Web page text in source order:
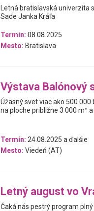
Letná bratislavská univerzita
Sade Janka Kráľa
Termín: 08.08.2025
Mesto: Bratislava
Výstava Balónový
Úžasný svet viac ako 500
na ploche približne 3 000 m²
Termín: 24.08.2025 a ďalšie
Mesto: Viedeň (AT)
Letný august vo
Čaká nás pestrý program